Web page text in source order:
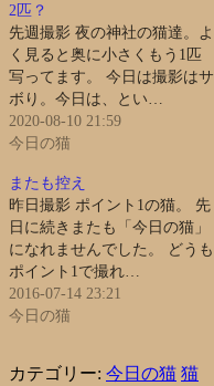
2匹？
先週撮影 夜の神社の猫達。よ
く見ると奥に小さくもう1匹
写ってます。 今日は撮影はサ
ボり。今日は、とい…
2020-08-10 21:59
今日の猫
またも控え
昨日撮影 ポイント1の猫。 先
日に続きまたも「今日の猫」
になれませんでした。 どうも
ポイント1で撮れ…
2016-07-14 23:21
今日の猫
カテゴリー: 今日の猫 猫